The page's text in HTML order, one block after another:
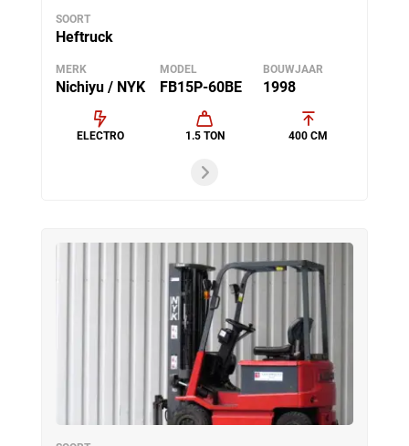
SOORT
Heftruck
MERK
Nichiyu / NYK
MODEL
FB15P-60BE
BOUWJAAR
1998
ELECTRO 1.5 TON 400 CM